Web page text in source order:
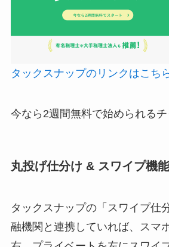
タックスナップのリンクはこち
今なら2週間無料で始められるチ
丸投げ仕分け & スワイプ機能
タックスナップの「スワイプ仕
融機関と連携していれば、スマ